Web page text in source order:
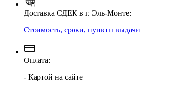
Доставка СДЕК в г. Эль-Монте:
Стоимость, сроки, пункты выдачи
Оплата:
- Картой на сайте